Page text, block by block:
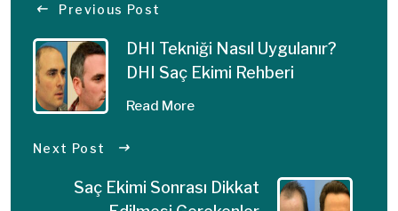
Previous Post
DHI Tekniği Nasıl Uygulanır?
DHI Saç Ekimi Rehberi
Read More
Next Post
Saç Ekimi Sonrası Dikkat